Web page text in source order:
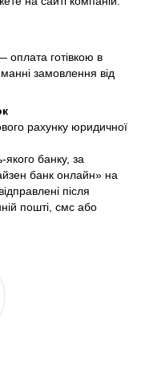
оплата готівкою в
замовлення від
рахунку юридичної
якого банку, за
банк онлайн» на
після
пошті, смс або